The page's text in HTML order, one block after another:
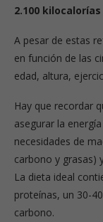
2.100
A pesar de estas
en función de las
edad, altura,
Hay que recordar
asegurar la
necesidades de
carbono y grasas)
La dieta ideal
proteínas, un 30-
carbono.